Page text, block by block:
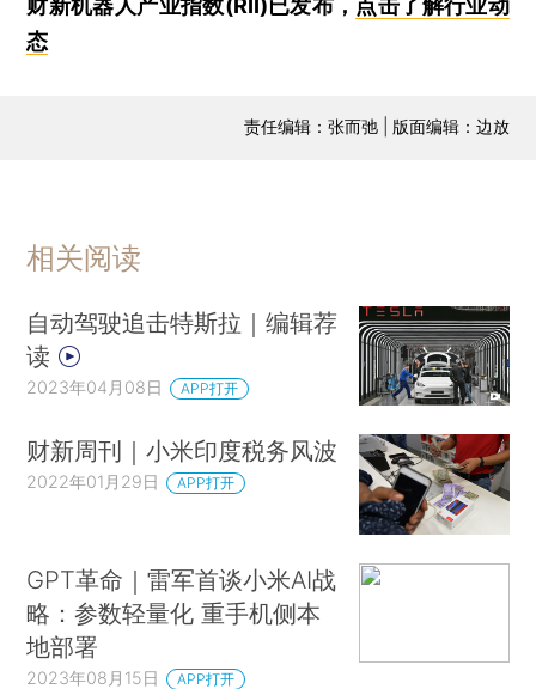
财新机器人产业指数(RII)已发布， 点击了解行业动
态
责任编辑：张而弛 | 版面编辑：边放
相关阅读
自动驾驶追击特斯拉｜编辑荐
读
2023年04月08日 APP打开
财新周刊｜小米印度税务风波
2022年01月29日 APP打开
GPT革命｜雷军首谈小米AI战
略：参数轻量化 重手机侧本
地部署
2023年08月15日 APP打开